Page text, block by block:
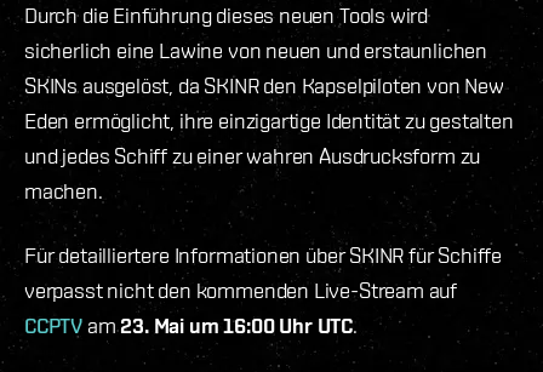
Durch die Einführung dieses neuen Tools wird
sicherlich eine Lawine von neuen und erstaunlichen
SKINs ausgelöst, da SKINR den Kapselpiloten von New
Eden ermöglicht, ihre einzigartige Identität zu gestalten
und jedes Schiff zu einer wahren Ausdrucksform zu
machen.
Für detailliertere Informationen über SKINR für Schiffe
verpasst nicht den kommenden Live-Stream auf
CCPTV am23. Mai um 16:00 Uhr UTC.